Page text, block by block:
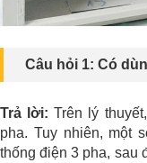
Câu hỏi 1: Có
Trả lời: Trên lý
pha. Tuy nhiên, một
thống điện 3 pha, sau